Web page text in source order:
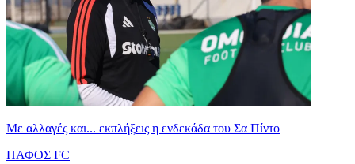
Με αλλαγές και... εκπλήξεις η ενδεκάδα του Σα Πίντο
ΠΑΦΟΣ FC